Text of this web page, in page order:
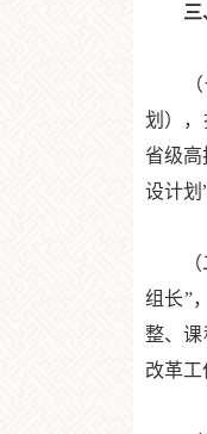
三、
（一
划）
省级高
设计划
（二
组长”
整、
改革工